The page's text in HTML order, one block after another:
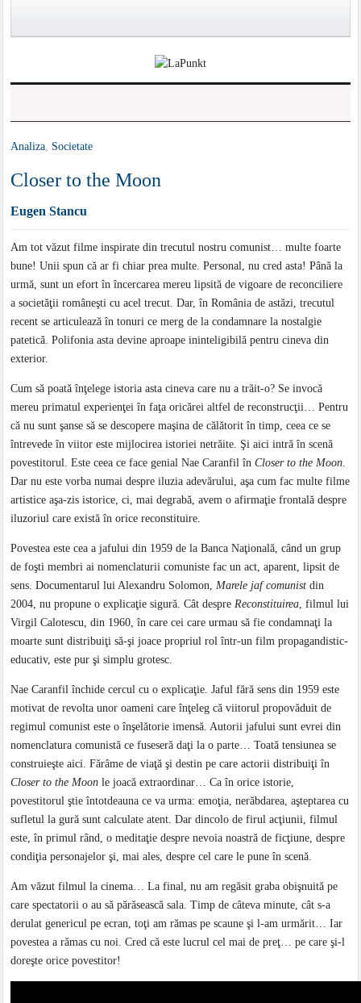
Analiza, Societate
Closer to the Moon
Eugen Stancu
Am tot văzut filme inspirate din trecutul nostru comunist… multe foarte
bune! Unii spun că ar fi chiar prea multe. Personal, nu cred asta! Până la
urmă, sunt un efort în încercarea mereu lipsită de vigoare de reconciliere
a societăţii româneşti cu acel trecut. Dar, în România de astăzi, trecutul
recent se articulează în tonuri ce merg de la condamnare la nostalgie
patetică. Polifonia asta devine aproape ininteligibilă pentru cineva din
exterior.
Cum să poată înţelege istoria asta cineva care nu a trăit-o? Se invocă
mereu primatul experienţei în faţa oricărei altfel de reconstrucţii… Pentru
că nu sunt şanse să se descopere maşina de călătorit în timp, ceea ce se
întrevede în viitor este mijlocirea istoriei netrăite. Şi aici intră în scenă
povestitorul. Este ceea ce face genial Nae Caranfil înCloser to the Moon.
Dar nu este vorba numai despre iluzia adevărului, aşa cum fac multe filme
artistice aşa-zis istorice, ci, mai degrabă, avem o afirmaţie frontală despre
iluzoriul care există în orice reconstituire.
Povestea este cea a jafului din 1959 de la Banca Naţională, când un grup
de foşti membri ai nomenclaturii comuniste fac un act, aparent, lipsit de
sens. Documentarul lui Alexandru Solomon,Marele jaf comunist din
2004, nu propune o explicaţie sigură. Cât despreReconstituirea, filmul lui
Virgil Calotescu, din 1960, în care cei care urmau să fie condamnaţi la
moarte sunt distribuiţi să-şi joace propriul rol într-un film propagandistic-
educativ, este pur şi simplu grotesc.
Nae Caranfil închide cercul cu o explicaţie. Jaful fără sens din 1959 este
motivat de revolta unor oameni care înţeleg că viitorul propovăduit de
regimul comunist este o înşelătorie imensă. Autorii jafului sunt evrei din
nomenclatura comunistă ce fuseseră daţi la o parte… Toată tensiunea se
construieşte aici. Fărâme de viaţă şi destin pe care actorii distribuiţi în
Closer to the Moon le joacă extraordinar… Ca în orice istorie,
povestitorul ştie întotdeauna ce va urma: emoţia, nerăbdarea, aşteptarea cu
sufletul la gură sunt calculate atent. Dar dincolo de firul acţiunii, filmul
este, în primul rând, o meditaţie despre nevoia noastră de ficţiune, despre
condiţia personajelor şi, mai ales, despre cel care le pune în scenă.
Am văzut filmul la cinema… La final, nu am regăsit graba obişnuită pe
care spectatorii o au să părăsească sala. Timp de câteva minute, cât s-a
derulat genericul pe ecran, toţi am rămas pe scaune şi l-am urmărit… Iar
povestea a rămas cu noi. Cred că este lucrul cel mai de preţ… pe care şi-l
doreşte orice povestitor!